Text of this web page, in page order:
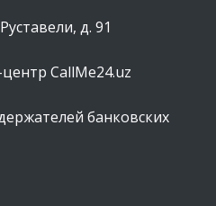
д. 91
CallMe24.uz
банковских